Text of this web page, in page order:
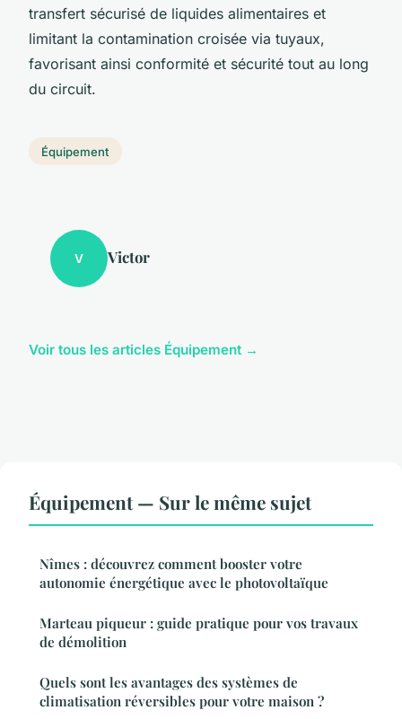
transfert sécurisé de liquides alimentaires et
limitant la contamination croisée via tuyaux,
favorisant ainsi conformité et sécurité tout au long
du circuit.
Équipement
V Victor
Voir tous les articles Équipement →
Équipement — Sur le même sujet
Nîmes : découvrez comment booster votre
autonomie énergétique avec le photovoltaïque
Marteau piqueur : guide pratique pour vos travaux
de démolition
Quels sont les avantages des systèmes de
climatisation réversibles pour votre maison ?